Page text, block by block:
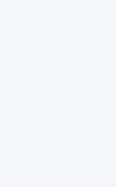
سلامت روان
و کاهش